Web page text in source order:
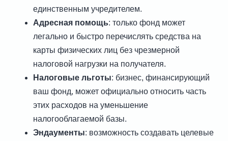
единственным учредителем.
Адресная помощь: только фонд может
легально и быстро перечислять средства на
карты физических лиц без чрезмерной
налоговой нагрузки на получателя.
Налоговые льготы: бизнес, финансирующий
ваш фонд, может официально относить часть
этих расходов на уменьшение
налогооблагаемой базы.
Эндаументы: возможность создавать целевые